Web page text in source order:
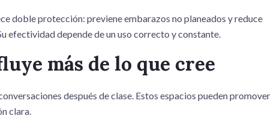
doble protección: previene embarazos no planeados y reduce
efectividad depende de un uso correcto y constante.
más de lo que cree
después de clase. Estos espacios pueden promover
clara.